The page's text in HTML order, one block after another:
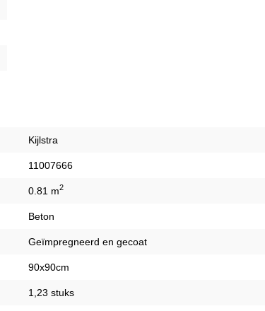
Kijlstra
11007666
0.81 m2
Beton
Geïmpregneerd en gecoat
90x90cm
1,23 stuks